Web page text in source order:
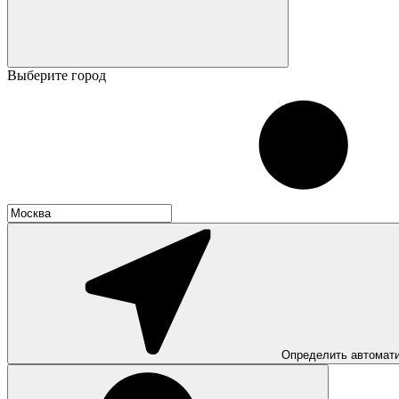
Выберите город
Определить